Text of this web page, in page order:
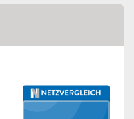
- Kasse
Anbieter